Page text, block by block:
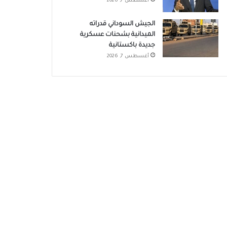
الجيش السوداني قدراته
الميدانية بشحنات عسكرية
جديدة باكستانية
أغسطس 7, 2026